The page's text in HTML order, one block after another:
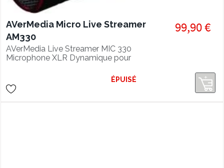
AVerMedia Micro Live Streamer
AM330
AVerMedia Live Streamer MIC 330
Microphone XLR Dynamique pour
Streaming en Direct et podcasts
(AM330).
99,90 €
ÉPUISÉ